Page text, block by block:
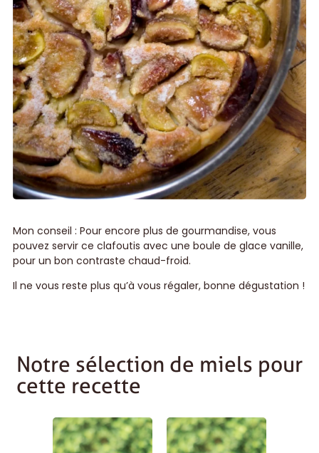
Mon conseil : Pour encore plus de gourmandise, vous
pouvez servir ce clafoutis avec une boule de glace vanille,
pour un bon contraste chaud-froid.
Il ne vous reste plus qu’à vous régaler, bonne dégustation !
Notre sélection de miels pour
cette recette